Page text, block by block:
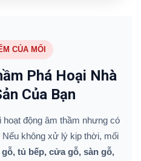
CỦA MỐI
Phá Hoại Nhà
Của Bạn
hoạt động âm thầm nhưng có
không xử lý kịp thời, mối
tủ bếp, cửa gỗ, sàn gỗ,